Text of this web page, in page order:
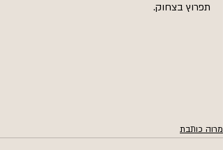
תפרוץ בצחוק.
מרוה כותבת